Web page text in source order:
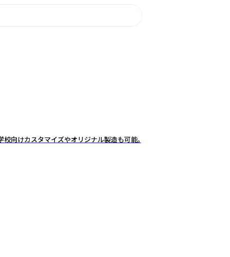
校向けカスタマイズやオリジナル製造も可能。